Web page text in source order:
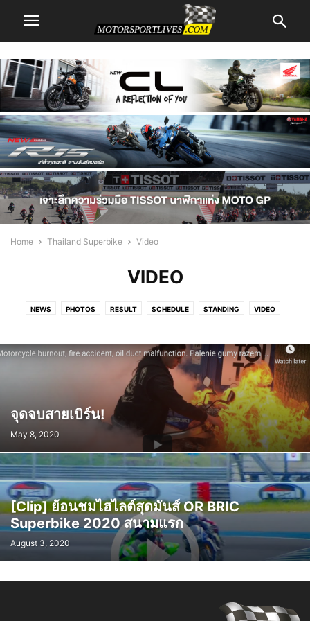
Home Thailand Superbike Video
VIDEO
NEWS PHOTOS RESULT SCHEDULE STANDING VIDEO
จุดจบสายเบิร์น!
May 8, 2020
[Clip] ย้อนชมไฮไลต์สุดมันส์ OR BRIC
Superbike 2020 สนามแรก
August 3, 2020